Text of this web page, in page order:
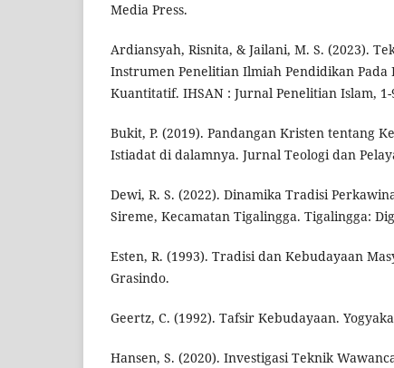
Media Press.
Ardiansyah, Risnita, & Jailani, M. S. (2023).
Instrumen Penelitian Ilmiah Pendidikan
Kuantitatif. IHSAN : Jurnal Penelitian Islam, 1-
Bukit, P. (2019). Pandangan Kristen tentang
Istiadat di dalamnya. Jurnal Teologi dan
Dewi, R. S. (2022). Dinamika Tradisi
Sireme, Kecamatan Tigalingga. Tigalingga:
Esten, R. (1993). Tradisi dan Kebudayaan
Grasindo.
Geertz, C. (1992). Tafsir Kebudayaan.
Hansen, S. (2020). Investigasi Teknik